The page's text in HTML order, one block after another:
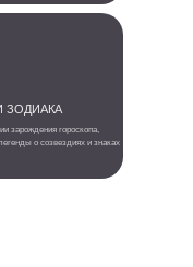
зарождения гороскопа,
о созвездиях и знаках
ЗОДИАКА